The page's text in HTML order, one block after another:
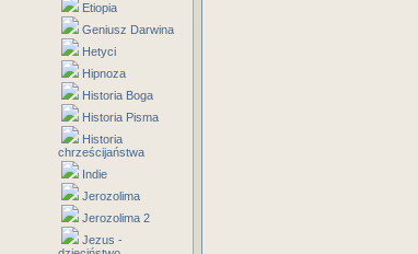
Etiopia
Geniusz Darwina
Hetyci
Hipnoza
Historia Boga
Historia Pisma
Historia
chrześcijaństwa
Indie
Jerozolima
Jerozolima 2
Jezus -